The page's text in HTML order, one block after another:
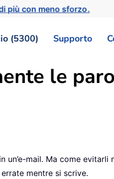
più con meno sforzo.
(5300) Supporto
le
mail. Ma come
mentre si scrive.